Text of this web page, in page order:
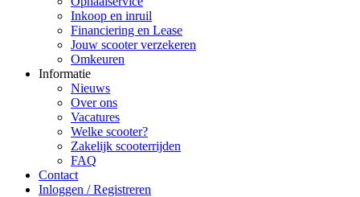
Inkoop en inruil
Financiering en Lease
Jouw scooter verzekeren
Omkeuren
Informatie
Nieuws
Over ons
Vacatures
Welke scooter?
Zakelijk scooterrijden
FAQ
Contact
Inloggen / Registreren